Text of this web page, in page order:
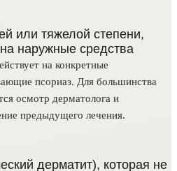
или тяжелой степени,
наружные средства
на конкретные
псориаз. Для большинства
осмотр дерматолога и
предыдущего лечения.
дерматит), которая не